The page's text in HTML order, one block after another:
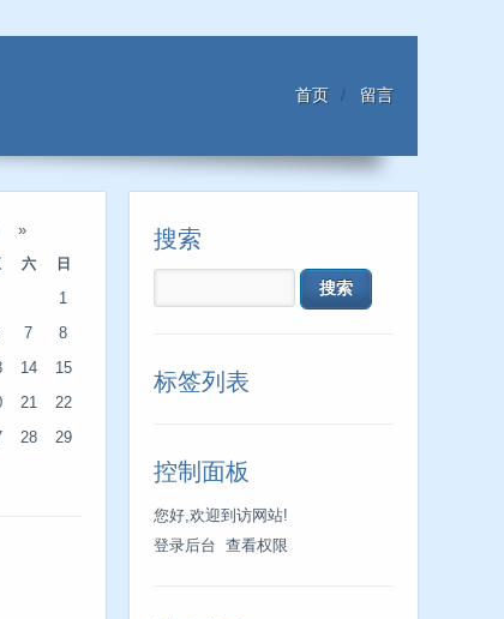
首页 留言
»
六 日
1
7 8
14 15
21 22
28 29
搜索
标签列表
控制面板
您好,欢迎到访网站!
登录后台
查看权限